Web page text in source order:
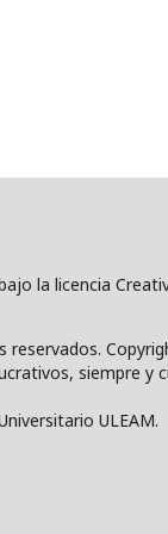
la licencia
reservados.
siempre
ULEAM.